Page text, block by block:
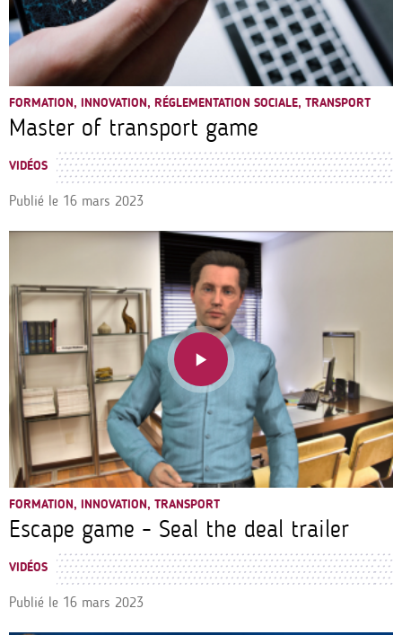
FORMATION, INNOVATION, RÉGLEMENTATION SOCIALE, TRANSPORT
Master of transport game
VIDÉOS
Publié le 16 mars 2023
FORMATION, INNOVATION, TRANSPORT
Escape game - Seal the deal trailer
VIDÉOS
Publié le 16 mars 2023